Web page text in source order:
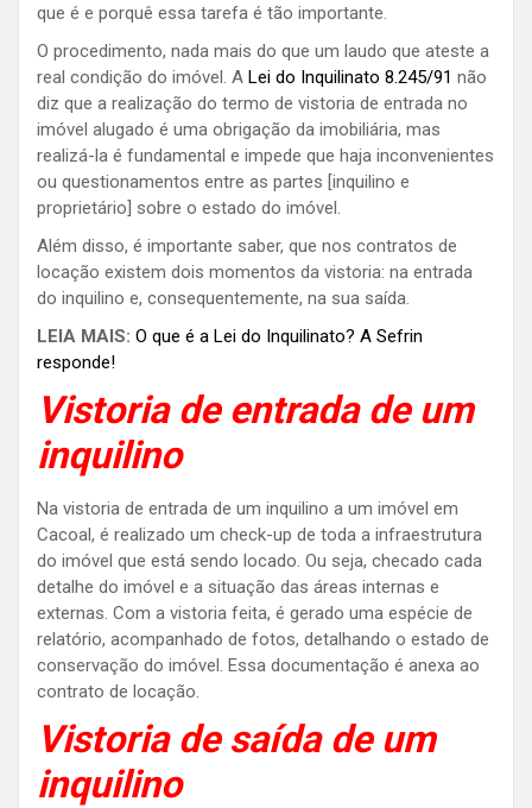
que é e porquê essa tarefa é tão importante.
O procedimento, nada mais do que um laudo que ateste a
real condição do imóvel. A Lei do Inquilinato 8.245/91 não
diz que a realização do termo de vistoria de entrada no
imóvel alugado é uma obrigação da imobiliária, mas
realizá-la é fundamental e impede que haja inconvenientes
ou questionamentos entre as partes [inquilino e
proprietário] sobre o estado do imóvel.
Além disso, é importante saber, que nos contratos de
locação existem dois momentos da vistoria: na entrada
do inquilino e, consequentemente, na sua saída.
LEIA MAIS: O que é a Lei do Inquilinato? A Sefrin
responde!
Vistoria de entrada de um
inquilino
Na vistoria de entrada de um inquilino a um imóvel em
Cacoal, é realizado um check-up de toda a infraestrutura
do imóvel que está sendo locado. Ou seja, checado cada
detalhe do imóvel e a situação das áreas internas e
externas. Com a vistoria feita, é gerado uma espécie de
relatório, acompanhado de fotos, detalhando o estado de
conservação do imóvel. Essa documentação é anexa ao
contrato de locação.
Vistoria de saída de um
inquilino